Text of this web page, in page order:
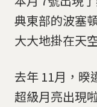
典東部的波塞
大大地掛在天
去年 11月，暌
超級月亮出現